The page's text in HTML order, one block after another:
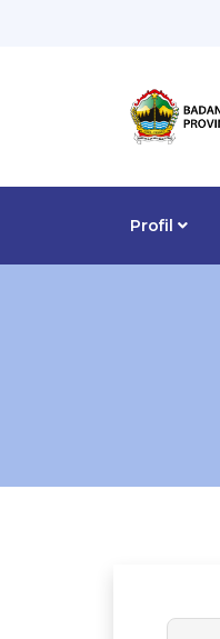
Profil